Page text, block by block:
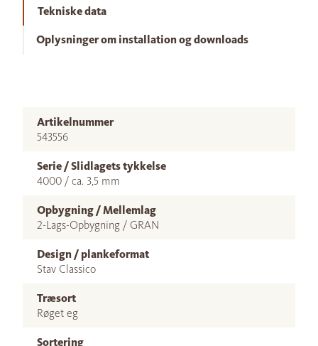
Tekniske data
Oplysninger om installation og downloads
Artikelnummer
543556
Serie / Slidlagets tykkelse
4000 / ca. 3,5 mm
Opbygning / Mellemlag
2-Lags-Opbygning / GRAN
Design / plankeformat
Stav Classico
Træsort
Røget eg
Sortering